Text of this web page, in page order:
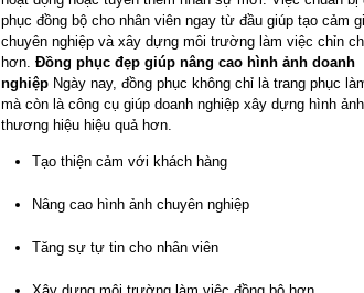
phục đồng bộ cho nhân viên ngay từ đầu giúp tạo cảm
chuyên nghiệp và xây dựng môi trường làm việc chỉn
hơn. Đồng phục đẹp giúp nâng cao hình ảnh doanh
nghiệp Ngày nay, đồng phục không chỉ là trang phục
mà còn là công cụ giúp doanh nghiệp xây dựng hình ảnh
thương hiệu hiệu quả hơn.
Tạo thiện cảm với khách hàng
Nâng cao hình ảnh chuyên nghiệp
Tăng sự tự tin cho nhân viên